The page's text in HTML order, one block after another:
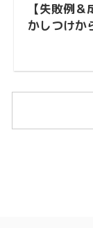
【失敗例
かしつけか